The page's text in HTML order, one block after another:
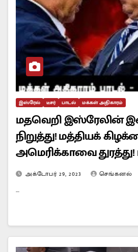
இஸ்ரேல் டீசர் பாடல் மக்கள் அதிகாரம்
மதவெறி இஸ்ரேலின்
நிறுத்து! மத்தியக்
அமெரிக்காவை
அக்டோபர் 29, 2023 செங்கனல்
…